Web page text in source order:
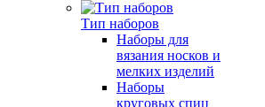
Тип наборов
Наборы для
вязания носков и
мелких изделий
Наборы
круговых спиц